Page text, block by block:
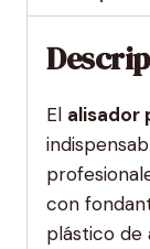
El alisador
con
plástico de